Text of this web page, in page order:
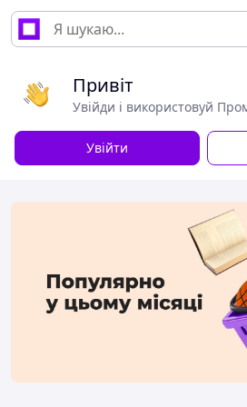
Привіт
Увійди і використовуй
Увійти